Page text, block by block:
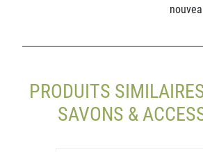
PRODUITS
SAVONS &